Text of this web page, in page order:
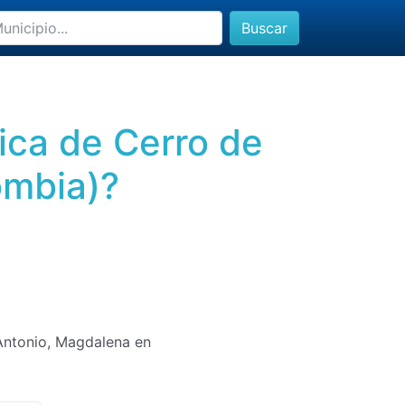
Buscar
de Cerro de
Magdalena en